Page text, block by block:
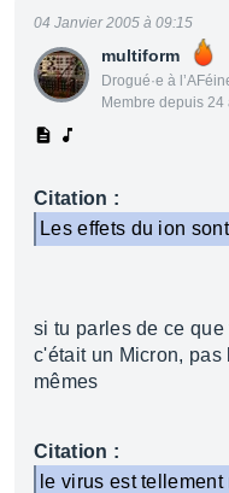
multiform
Drogué·e à
Membre depuis 24
04 Janvier 2005 à 09:15
Citation :
Les effets du ion
si tu parles de ce
c'était un Micron,
mêmes
Citation :
le virus est